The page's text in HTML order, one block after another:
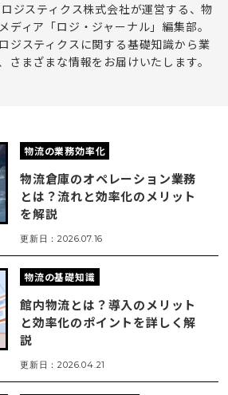
ジスティクス株式会社が運営する、物
ディア「ロジ・ジャーナル」編集部。
ジスティクスに関する基礎知識から業
さまざまな情報をお届けいたします。
物流の業務効率化
物流倉庫のオペレーション業務
とは？流れと効率化のメリット
を解説
更新日：2026.07.16
物流の基礎知識
館内物流とは？導入のメリット
と効率化のポイントを詳しく解
説
更新日：2026.04.21